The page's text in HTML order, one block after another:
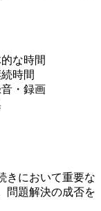
な時間
時間
・録画
きにおいて重要な
問題解決の成否を